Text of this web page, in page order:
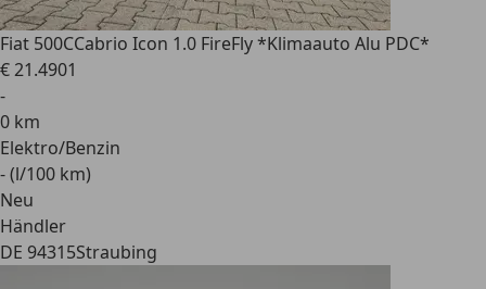
Fiat 500CCabrio Icon 1.0 FireFly *Klimaauto Alu PDC*
€ 21.4901
-
0 km
Elektro/Benzin
- (l/100 km)
Neu
Händler
DE 94315Straubing